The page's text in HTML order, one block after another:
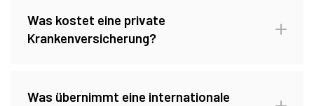
Was kostet eine private
Krankenversicherung?
Was übernimmt eine internationale